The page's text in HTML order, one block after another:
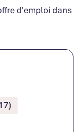
d'emploi dans